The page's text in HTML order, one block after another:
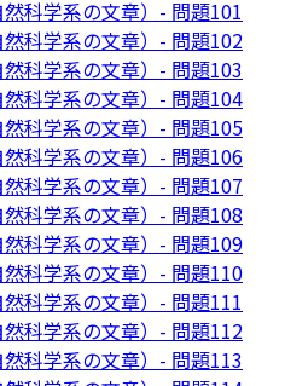
科学系の文章）- 問題101
科学系の文章）- 問題102
科学系の文章）- 問題103
科学系の文章）- 問題104
科学系の文章）- 問題105
科学系の文章）- 問題106
科学系の文章）- 問題107
科学系の文章）- 問題108
科学系の文章）- 問題109
科学系の文章）- 問題110
科学系の文章）- 問題111
科学系の文章）- 問題112
科学系の文章）- 問題113